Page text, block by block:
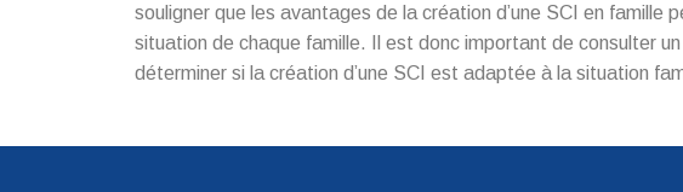
souligner que les avantages de la création d’une SCI en famille
situation de chaque famille. Il est donc important de consulter
déterminer si la création d’une SCI est adaptée à la situation